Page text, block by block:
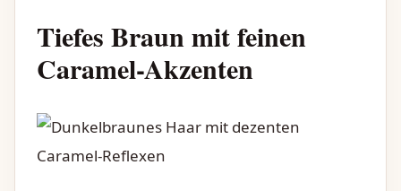
Tiefes Braun mit feinen
Caramel-Akzenten